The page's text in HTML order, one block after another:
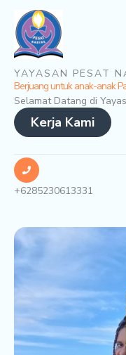
content
YAYASAN PESAT
Berjuang untuk anak-anak
Selamat Datang di
Kerja Kami
+6285230613331